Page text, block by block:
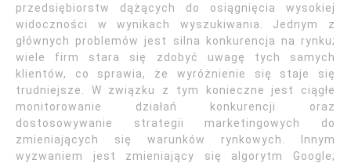
przedsiębiorstw dążących do osiągnięcia wysokiej
widoczności w wynikach wyszukiwania. Jednym z
głównych problemów jest silna konkurencja na rynku;
wiele firm stara się zdobyć uwagę tych samych
klientów, co sprawia, że wyróżnienie się staje się
trudniejsze. W związku z tym konieczne jest ciągłe
monitorowanie działań konkurencji oraz
dostosowywanie strategii marketingowych do
zmieniających się warunków rynkowych. Innym
wyzwaniem jest zmieniający się algorytm Google;